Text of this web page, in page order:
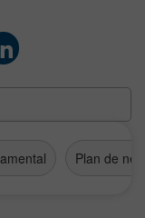
Plan de